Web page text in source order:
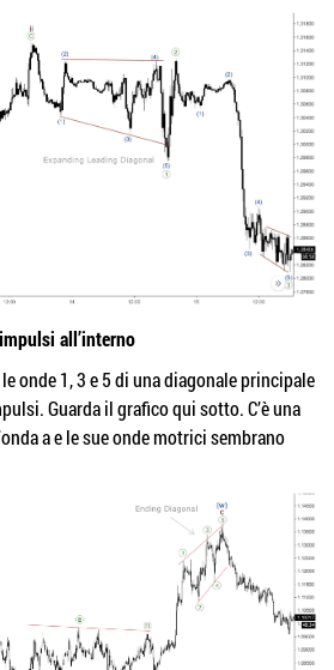
all’interno
onde 1, 3 e 5 di una diagonale principale
Guarda il grafico qui sotto. C’è una
a e le sue onde motrici sembrano